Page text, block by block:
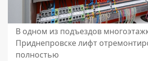
В одном из подъездов
Приднепровске лифт
полностью